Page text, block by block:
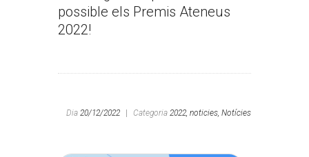
possible els Premis Ateneus
2022!
Dia 20/12/2022 Categoria 2022, noticies, Notícies